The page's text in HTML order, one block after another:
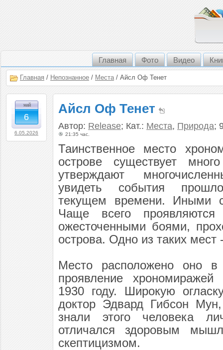
Главная Фото Видео
Главная / Непознанное / Места / Айсл Оф Тенет
май
6
6.05.2026
Айсл Оф Тенет
Автор: Release; Кат.: Места, Природа;
21:35 час.
Таинственное место
острове существует
утверждают
увидеть события
текущем времени. Иными
Чаще всего
ожесточенными боями,
острова. Одно из таких
Место расположено оно
проявление
1930 году. Широкую
доктор Эдвард Гибсон
знали этого человека
отличался здоровым
скептицизмом.